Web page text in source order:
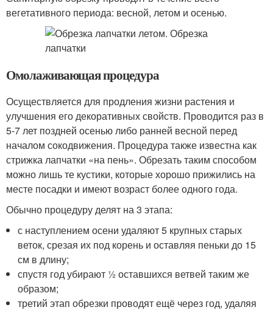
вегетативного периода: весной, летом и осенью.
Омолаживающая процедура
Осуществляется для продления жизни растения и
улучшения его декоративных свойств. Проводится раз в
5-7 лет поздней осенью либо ранней весной перед
началом сокодвижения. Процедура также известна как
стрижка лапчатки «на пень». Обрезать таким способом
можно лишь те кустики, которые хорошо прижились на
месте посадки и имеют возраст более одного года.
Обычно процедуру делят на 3 этапа:
с наступлением осени удаляют 5 крупных старых
веток, срезая их под корень и оставляя пеньки до 15
см в длину;
спустя год убирают ½ оставшихся ветвей таким же
образом;
третий этап обрезки проводят ещё через год, удаляя